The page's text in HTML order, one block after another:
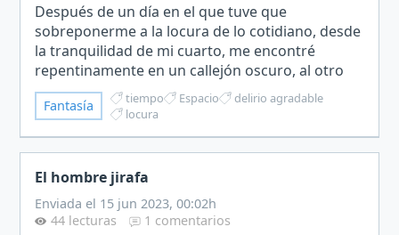
​Después de un día en el que tuve que
sobreponerme a la locura de lo cotidiano, desde
la tranquilidad de mi cuarto, me encontré
repentinamente en un callejón oscuro, al otro
lado de la acera había una tienda donde se
exhibían diversos objetos…
Fantasía tiempo Espacio
delirio agradable
locura
El hombre jirafa
Enviada el 15 jun 2023, 00:02h
44 lecturas
1 comentarios